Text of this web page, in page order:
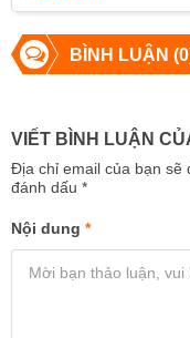
BÌNH LUẬN
VIẾT BÌNH LUẬN
Địa chỉ email của bạn
đánh dấu *
Nội dung *